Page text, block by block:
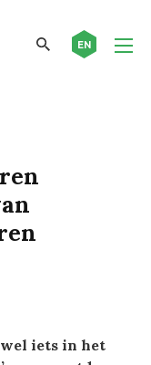
EN
wel iets in het